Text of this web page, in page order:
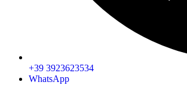
+39 3923623534
WhatsApp